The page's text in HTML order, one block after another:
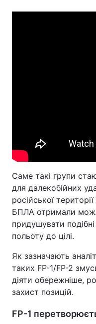
Саме такі групи
для далекобійних
російської
БПЛА отримали
придушувати
польоту до цілі.
Як зазначають
таких FP-1/FP-2
діяти обережніше,
захист позицій.
FP-1